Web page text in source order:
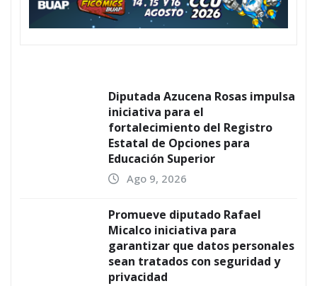
Diputada Azucena Rosas impulsa
iniciativa para el
fortalecimiento del Registro
Estatal de Opciones para
Educación Superior
Ago 9, 2026
Promueve diputado Rafael
Micalco iniciativa para
garantizar que datos personales
sean tratados con seguridad y
privacidad